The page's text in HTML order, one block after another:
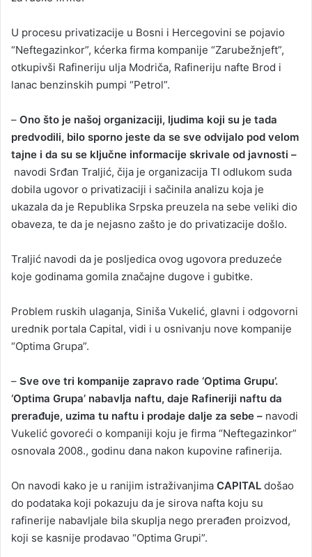
U procesu privatizacije u Bosni i Hercegovini se pojavio
“Neftegazinkor”, kćerka firma kompanije “Zarubežnjeft”,
otkupivši Rafineriju ulja Modriča, Rafineriju nafte Brod i
lanac benzinskih pumpi “Petrol”.
– Ono što je našoj organizaciji, ljudima koji su je tada
predvodili, bilo sporno jeste da se sve odvijalo pod velom
tajne i da su se ključne informacije skrivale od javnosti –
navodi Srđan Traljić, čija je organizacija TI odlukom suda
dobila ugovor o privatizaciji i sačinila analizu koja je
ukazala da je Republika Srpska preuzela na sebe veliki dio
obaveza, te da je nejasno zašto je do privatizacije došlo.
Traljić navodi da je posljedica ovog ugovora preduzeće
koje godinama gomila značajne dugove i gubitke.
Problem ruskih ulaganja, Siniša Vukelić, glavni i odgovorni
urednik portala Capital, vidi i u osnivanju nove kompanije
“Optima Grupa”.
– Sve ove tri kompanije zapravo rade ‘Optima Grupu’.
‘Optima Grupa’ nabavlja naftu, daje Rafineriji naftu da
prerađuje, uzima tu naftu i prodaje dalje za sebe – navodi
Vukelić govoreći o kompaniji koju je firma “Neftegazinkor”
osnovala 2008., godinu dana nakon kupovine rafinerija.
On navodi kako je u ranijim istraživanjima CAPITAL došao
do podataka koji pokazuju da je sirova nafta koju su
rafinerije nabavljale bila skuplja nego prerađen proizvod,
koji se kasnije prodavao “Optima Grupi”.